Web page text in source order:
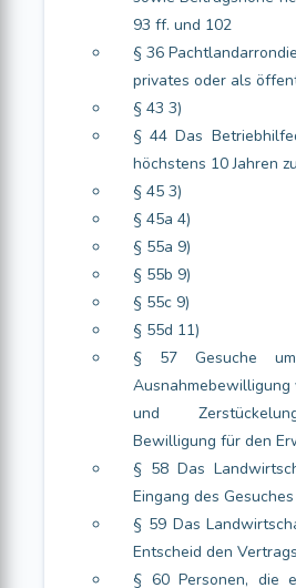
93 ff. und 102
§ 36
privates oder als
§ 43 3)
§ 44 Das
höchstens 10 Jahren
§ 45 3)
§ 45a 4)
§ 55a 9)
§ 55b 9)
§ 55c 9)
§ 55d 11)
§ 57 Gesuche
und
Bewilligung für den
§ 58 Das
Eingang des
§ 59 Das
Entscheid den
§ 60 Personen, die